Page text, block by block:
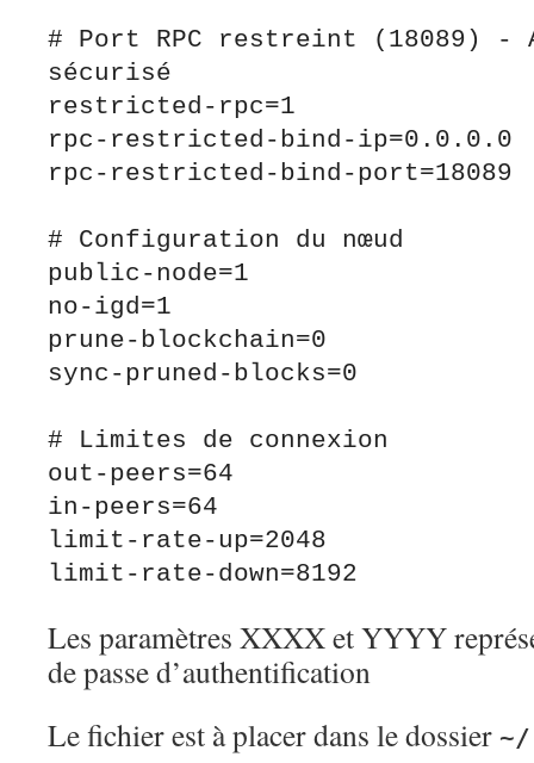
# Port RPC restreint (18089) -
sécurisé
restricted-rpc=1
rpc-restricted-bind-ip=0.0.0.0
rpc-restricted-bind-port=18089
# Configuration du nœud
public-node=1
no-igd=1
prune-blockchain=0
sync-pruned-blocks=0
# Limites de connexion
out-peers=64
in-peers=64
limit-rate-up=2048
Les paramètres XXXX et YYYY
de passe d’authentification
Le fichier est à placer dans le dossier